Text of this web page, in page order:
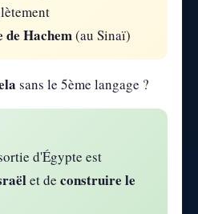
de Hachem(au Sinaï)
sans le 5ème langage ?
d'Égypte est
et de construire le